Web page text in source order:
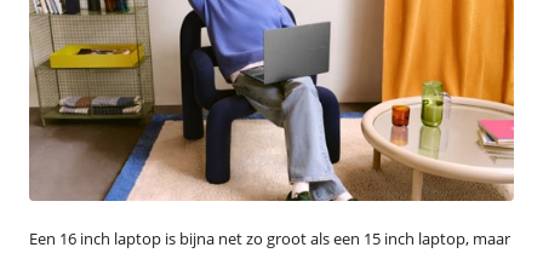
Een 16 inch laptop is bijna net zo groot als een 15 inch laptop, maar